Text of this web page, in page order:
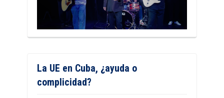
La UE en Cuba, ¿ayuda o
complicidad?